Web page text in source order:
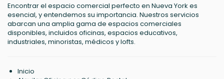
Encontrar el espacio comercial perfecto en Nueva York es
esencial, y entendemos su importancia. Nuestros servicios
abarcan una amplia gama de espacios comerciales
disponibles, incluidos oficinas, espacios educativos,
industriales, minoristas, médicos y lofts.
Inicio